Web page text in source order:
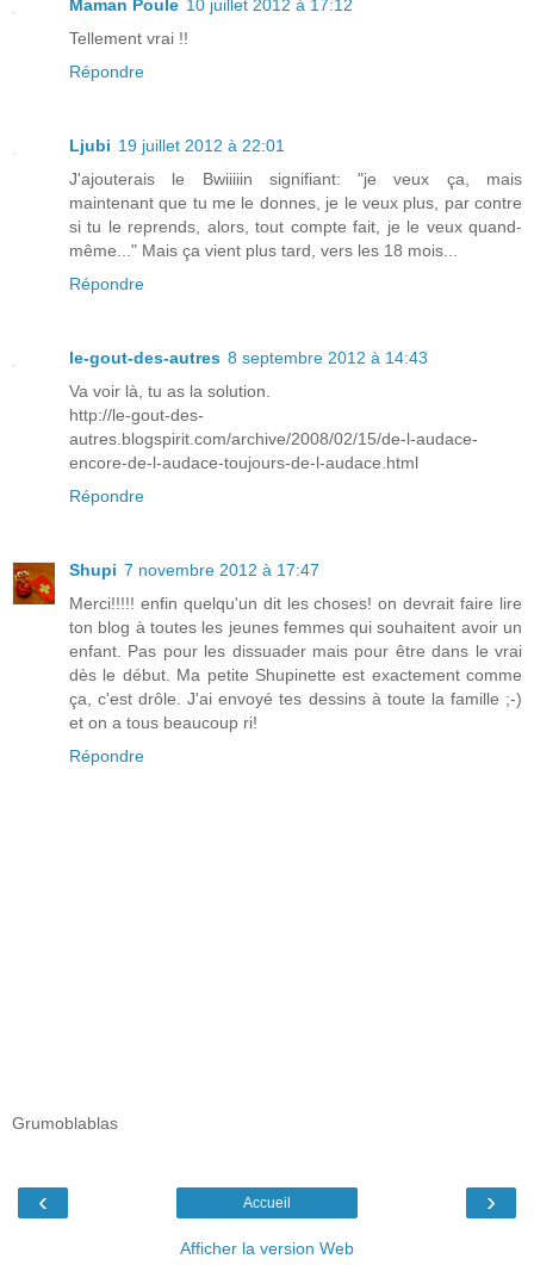
Maman Poule 10 juillet 2012 à 17:12
Tellement vrai !!
Répondre
Ljubi 19 juillet 2012 à 22:01
J'ajouterais le Bwiiiiin signifiant: "je veux ça, mais
maintenant que tu me le donnes, je le veux plus, par contre
si tu le reprends, alors, tout compte fait, je le veux quand-
même..." Mais ça vient plus tard, vers les 18 mois...
Répondre
le-gout-des-autres 8 septembre 2012 à 14:43
Va voir là, tu as la solution.
http://le-gout-des-
autres.blogspirit.com/archive/2008/02/15/de-l-audace-
encore-de-l-audace-toujours-de-l-audace.html
Répondre
Shupi 7 novembre 2012 à 17:47
Merci!!!!! enfin quelqu'un dit les choses! on devrait faire lire
ton blog à toutes les jeunes femmes qui souhaitent avoir un
enfant. Pas pour les dissuader mais pour être dans le vrai
dès le début. Ma petite Shupinette est exactement comme
ça, c'est drôle. J'ai envoyé tes dessins à toute la famille ;-)
et on a tous beaucoup ri!
Répondre
Grumoblablas
‹ ›
Accueil
Afficher la version Web